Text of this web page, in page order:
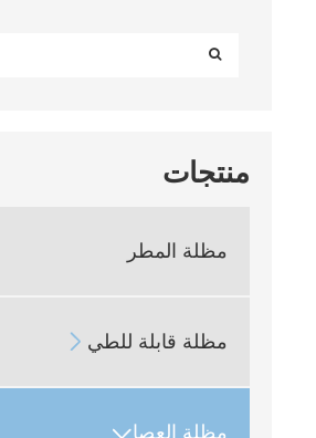
منتجات
مظلة المطر
مظلة قابلة للطي 
